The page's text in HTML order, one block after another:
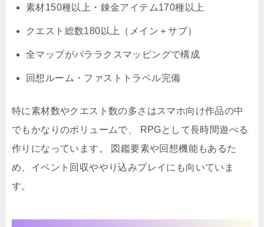
素材150種以上・錬金アイテム170種以上
クエスト総数180以上（メイン＋サブ）
全マップがパララクスマッピングで構成
回想ルーム・ファストトラベル完備
特に素材数やクエスト数の多さはスマホ向け作品の中
でもかなりのボリュームで、 RPGとして長時間遊べる
作りになっています。 図鑑要素や回想機能もあるた
め、イベント回収ややり込みプレイにも向いていま
す。